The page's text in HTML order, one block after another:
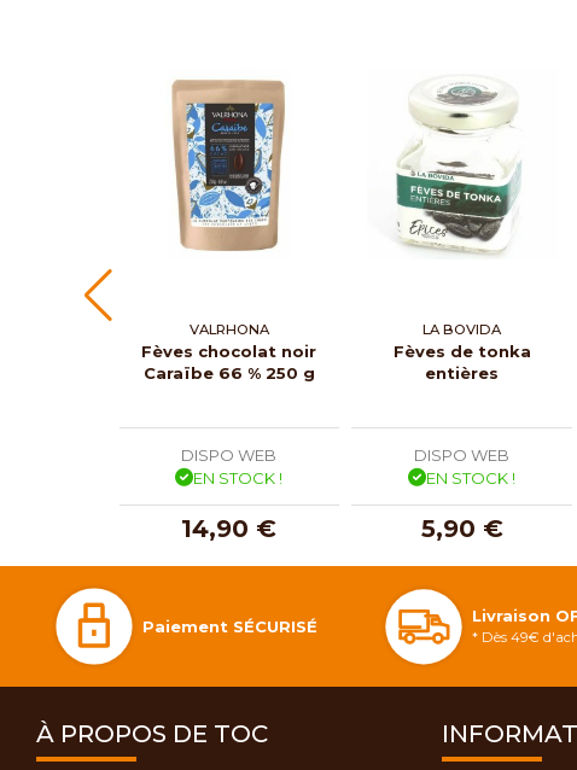
VALRHONA
Fèves chocolat noir
Caraïbe 66 % 250 g
DISPO WEB
EN STOCK !
14,90 €
LA BOVIDA
Fèves de tonka
entières
DISPO WEB
EN STOCK !
5,90 €
Paiement SÉCURISÉ
Livraison
* Dès 49€
À PROPOS DE TOC